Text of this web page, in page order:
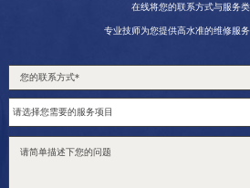
在线将您的联系方式与服务
专业技师为您提供高水准的维修服